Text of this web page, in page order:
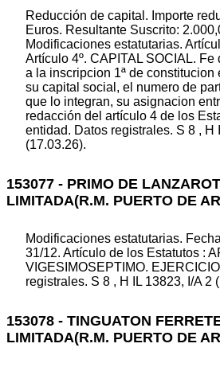
Reducción de capital. Importe
Euros. Resultante Suscrito:
Modificaciones estatutarias.
Artículo 4º. CAPITAL SOCIAL. Fe
a la inscripcion 1ª de constitucion
su capital social, el numero de
que lo integran, su asignacion
redacción del artículo 4 de los
entidad. Datos registrales. S 8 , H
(17.03.26).
153077 - PRIMO DE
LIMITADA(R.M. PUERTO DE
Modificaciones estatutarias.
31/12. Artículo de los Estatutos :
VIGESIMOSEPTIMO.
registrales. S 8 , H IL 13823, I/A 2
153078 - TINGUATON
LIMITADA(R.M. PUERTO DE